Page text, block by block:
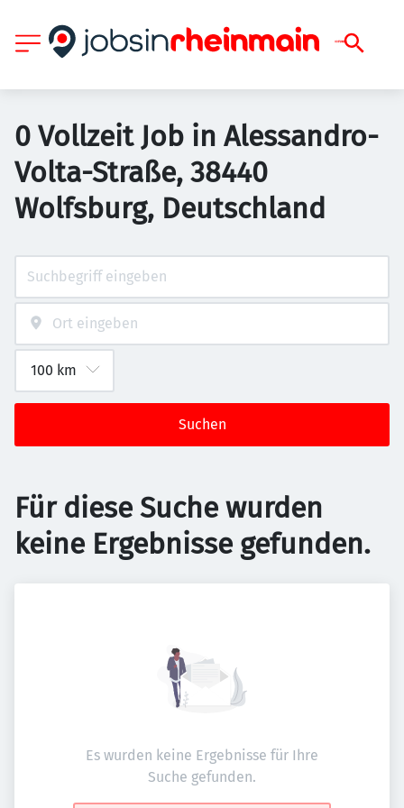
0 Vollzeit Job in Alessandro-
Volta-Straße, 38440
Wolfsburg, Deutschland
Suchen
Für diese Suche wurden
keine Ergebnisse gefunden.
Es wurden keine Ergebnisse für Ihre
Suche gefunden.